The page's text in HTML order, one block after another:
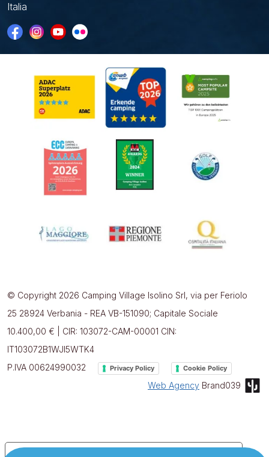
Italia
© Copyright 2026 Camping Village Isolino Srl, via per Feriolo
25 28924 Verbania - REA VB-151090; Capitale Sociale
10.400,00 € | CIR: 103072-CAM-00001 CIN:
IT103072B1WJI5WTK4
P.IVA 00624990032
Privacy Policy Cookie Policy
Web Agency Brand039